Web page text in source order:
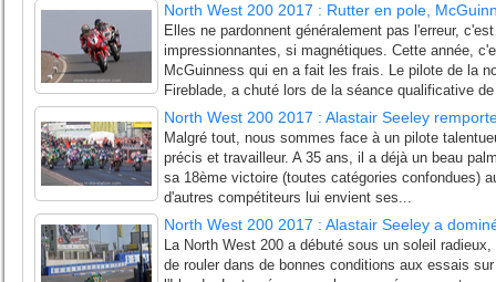
North West 200 2017 : Rutter en pole,
Elles ne pardonnent généralement pas l'erreur,
impressionnantes, si magnétiques. Cette année,
McGuinness qui en a fait les frais. Le pilote de la
Fireblade, a chuté lors de la séance qualificative
North West 200 2017 : Alastair Seeley
Malgré tout, nous sommes face à un pilote
précis et travailleur. A 35 ans, il a déjà un beau
sa 18ème victoire (toutes catégories confondues)
d'autres compétiteurs lui envient ses...
North West 200 2017 : Alastair Seeley a
La North West 200 a débuté sous un soleil
de rouler dans de bonnes conditions aux essais